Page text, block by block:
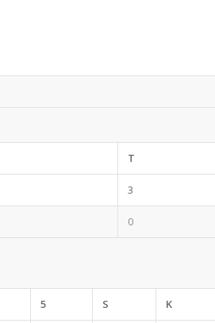
T
3
0
5 S K